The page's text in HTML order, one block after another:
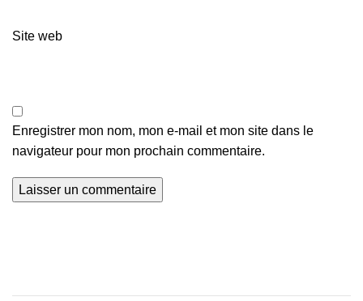
Site web
Enregistrer mon nom, mon e-mail et mon site dans le
navigateur pour mon prochain commentaire.